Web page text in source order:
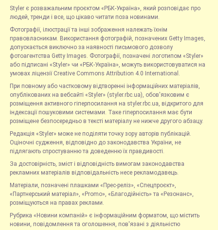
Styler є розважальним проєктом «РБК-Україна», який розповідає про
людей, тренди і все, що цікаво читати поза новинами.
Фотографії, ілюстрації та інші зображення належать їхнім
правовласникам. Використання фотографій, позначених Getty Images,
допускається виключно за наявності письмового дозволу
фотоагентства Getty Images. Фотографії, позначені логотипом «Styler»
або підписані «Styler» чи «РБК-Україна», можуть використовуватися на
умовах ліцензії Creative Commons Attribution 4.0 International.
При повному або частковому відтворенні інформаційних матеріалів,
опублікованих на вебсайті «Styler» (styler.rbc.ua), обов'язковим є
розміщення активного гіперпосилання на styler.rbc.ua, відкритого для
індексації пошуковими системами. Таке гіперпосилання має бути
розміщене безпосередньо в тексті матеріалу не нижче другого абзацу.
Редакція «Styler» може не поділяти точку зору авторів публікацій.
Оціночні судження, відповідно до законодавства України, не
підлягають спростуванню та доведенню їх правдивості.
За достовірність, зміст і відповідність вимогам законодавства
рекламних матеріалів відповідальність несе рекламодавець.
Матеріали, позначені плашками «Прес-реліз», «Спецпроєкт»,
«Партнерський матеріал», «Promo», «Благодійність» та «Резонанс»,
розміщуються на правах реклами.
Рубрика «Новини компаній» є інформаційним форматом, що містить
новини, повідомлення та оголошення, пов'язані з діяльністю